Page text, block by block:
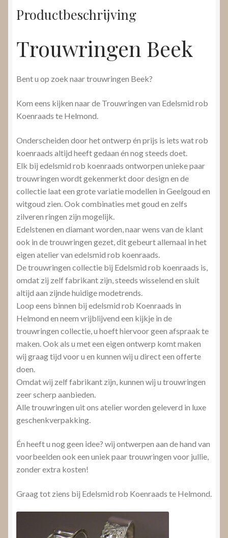
Productbeschrijving
Trouwringen Beek
Bent u op zoek naar trouwringen Beek?
Kom eens kijken naar de Trouwringen van Edelsmid rob
Koenraads te Helmond.
Onderscheiden door het ontwerp én prijs is iets wat rob
koenraads altijd heeft gedaan én nog steeds doet.
Elk bij edelsmid rob koenraads ontworpen unieke paar
trouwringen wordt gekenmerkt door design en de
collectie laat een grote variatie modellen in Geelgoud en
witgoud zien. Ook combinaties met goud en zelfs
zilveren ringen zijn mogelijk.
Edelstenen en diamant worden, naar wens van de klant
ook in de trouwringen gezet, dit gebeurt allemaal in het
eigen atelier van edelsmid rob koenraads.
De trouwringen collectie bij Edelsmid rob koenraads is,
omdat zij zelf fabrikant zijn, steeds wisselend en sluit
altijd aan zijnde huidige modetrends.
Loop eens binnen bij edelsmid rob Koenraads in
Helmond en neem vrijblijvend een kijkje in de
trouwringen collectie, u hoeft hiervoor geen afspraak te
maken. Ook als u met een eigen ontwerp komt maken
wij graag tijd voor u en kunnen wij u direct een offerte
doen.
Omdat wij zelf fabrikant zijn, kunnen wij u trouwringen
zeer scherp aanbieden.
Alle trouwringen uit ons atelier worden geleverd in luxe
geschenkverpakking.
Én heeft u nog geen idee? wij ontwerpen aan de hand van
voorbeelden ook een uniek paar trouwringen voor jullie,
zonder extra kosten!
Graag tot ziens bij Edelsmid rob Koenraads te Helmond.